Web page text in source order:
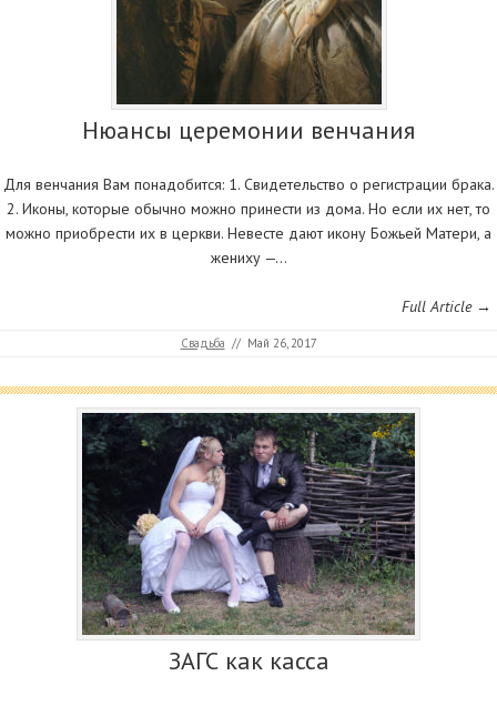
Нюансы церемонии венчания
Для венчания Вам понадобится: 1. Свидетельство о регистрации брака.
2. Иконы, которые обычно можно принести из дома. Но если их нет, то
можно приобрести их в церкви. Невесте дают икону Божьей Матери, а
жениху —…
Full Article →
Свадьба // Май 26, 2017
ЗАГС как касса